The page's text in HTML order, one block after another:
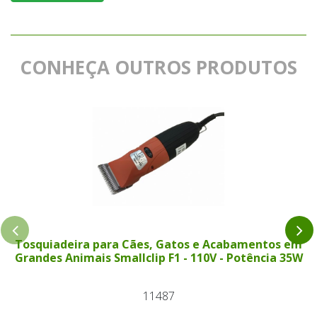
CONHEÇA OUTROS PRODUTOS
Tosquiadeira para Cães, Gatos e Acabamentos em
Grandes Animais Smallclip F1 - 110V - Potência 35W
11487